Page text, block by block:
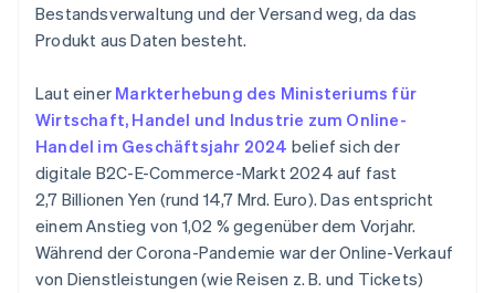
Bestandsverwaltung und der Versand weg, da das
Produkt aus Daten besteht.
Laut einer Markterhebung des Ministeriums für
Wirtschaft, Handel und Industrie zum Online-
Handel im Geschäftsjahr 2024 belief sich der
digitale B2C-E-Commerce-Markt 2024 auf fast
2,7 Billionen Yen (rund 14,7 Mrd. Euro). Das entspricht
einem Anstieg von 1,02 % gegenüber dem Vorjahr.
Während der Corona-Pandemie war der Online-Verkauf
von Dienstleistungen (wie Reisen z. B. und Tickets)